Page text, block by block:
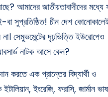
আমাদের জাতীয়তাবাদীদের মধ্যে
বা সুপ্রতিষ্ঠিত! চীন দেশ
সেমুভমেন্টের দৃঢ়ভিত্তি ইউরোপেও
নাটক আসে কেন?
করতে এক প্রান্তের বিদ্যার্থী ও
ইংরেজি, ফরাসি, জার্মান